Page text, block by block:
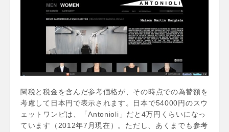
関税と税金を含んだ参考価格が、その時点での為替額を
考慮して日本円で表示されます。日本で54000円のスウ
ェットワンピは、「Antonioli」だと4万円くらいになっ
ています（2012年7月現在）。ただし、あくまでも参考